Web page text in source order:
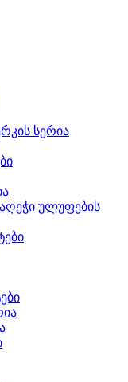
სერია
ულუფების